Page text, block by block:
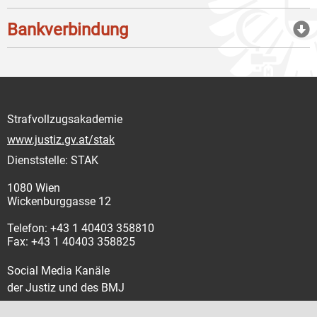
Bankverbindung
Strafvollzugsakademie
www.justiz.gv.at/stak
Dienststelle: STAK
1080 Wien
Wickenburggasse 12
Telefon: +43 1 40403 358810
Fax: +43 1 40403 358825
Social Media Kanäle
der Justiz und des BMJ